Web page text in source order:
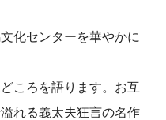
化センターを華やかに
ころを語ります。お互
れる義太夫狂言の名作